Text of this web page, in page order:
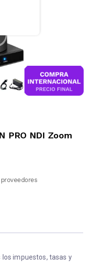
PRO NDI Zoom
los impuestos, tasas y